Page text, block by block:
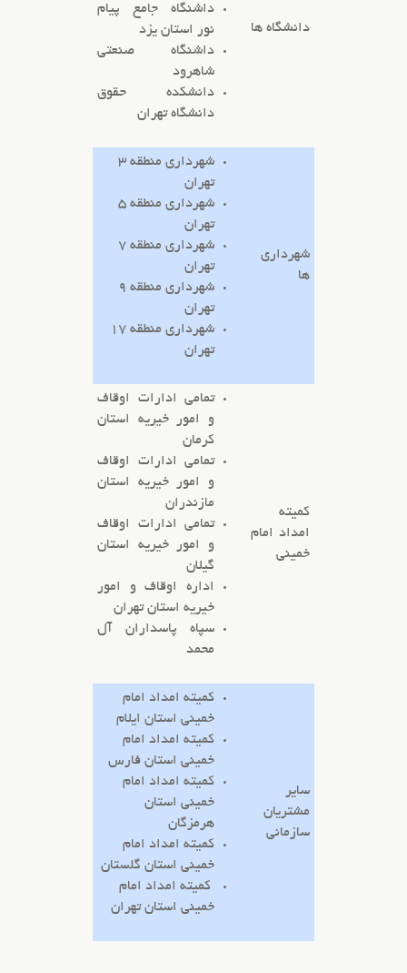
دانشگاه ها
داشنگاه جامع پیام
نور استان یزد
داشنگاه صنعتی
شاهرود
دانشکده حقوق
دانشگاه تهران
شهرداری
ها
شهرداری منطقه 3
تهران
شهرداری منطقه 5
تهران
شهرداری منطقه 7
تهران
شهرداری منطقه 9
تهران
شهرداری منطقه 17
تهران
کمیته
امداد امام
خمینی
تمامی ادارات اوقاف
و امور خیریه استان
کرمان
تمامی ادارات اوقاف
و امور خیریه استان
مازندران
تمامی ادارات اوقاف
و امور خیریه استان
گیلان
اداره اوقاف و امور
خیریه استان تهران
سپاه پاسداران آل
محمد
سایر
مشتریان
سازمانی
کمیته امداد امام
خمینی استان ایلام
کمیته امداد امام
خمینی استان فارس
کمیته امداد امام
خمینی استان
هرمزگان
کمیته امداد امام
خمینی استان گلستان
کمیته امداد امام
خمینی استان تهران